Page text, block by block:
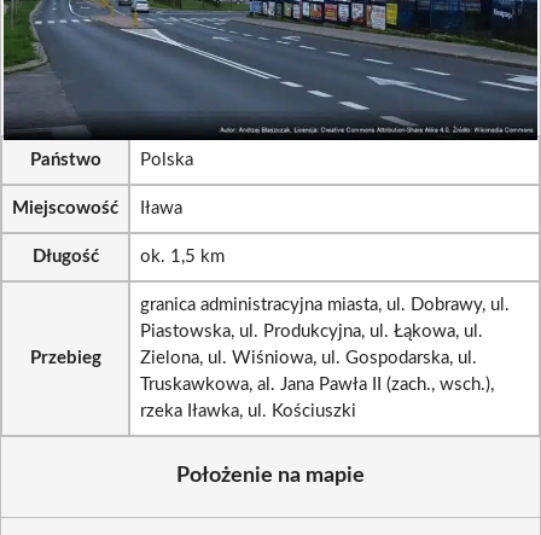
Państwo Polska
Miejscowość Iława
Długość ok. 1,5 km
Przebieg
granica administracyjna miasta, ul. Dobrawy, ul.
Piastowska, ul. Produkcyjna, ul. Łąkowa, ul.
Zielona, ul. Wiśniowa, ul. Gospodarska, ul.
Truskawkowa, al. Jana Pawła II (zach., wsch.),
rzeka Iławka, ul. Kościuszki
Położenie na mapie